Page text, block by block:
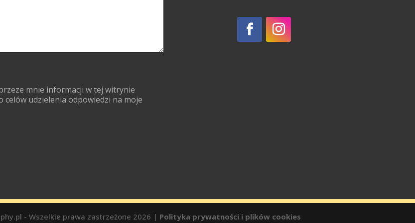
mnie informacji w tej witrynie
celów udzielenia odpowiedzi na moje
- Wszelkie prawa zastrzeżone 2026 | Polityka prywatności i plików cookies